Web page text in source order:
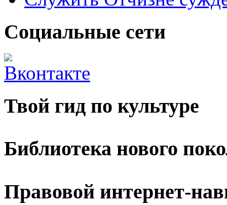
Социальные сети
Твой гид по культуре
Библиотека нового
Правовой интернет-